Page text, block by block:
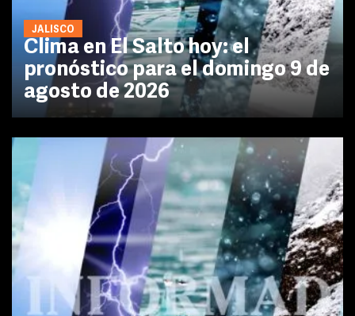
JALISCO
Clima en El Salto hoy: el
pronóstico para el domingo 9 de
agosto de 2026